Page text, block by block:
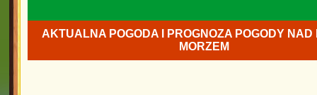
AKTUALNA POGODA I PROGNOZA POGODY NAD
MORZEM